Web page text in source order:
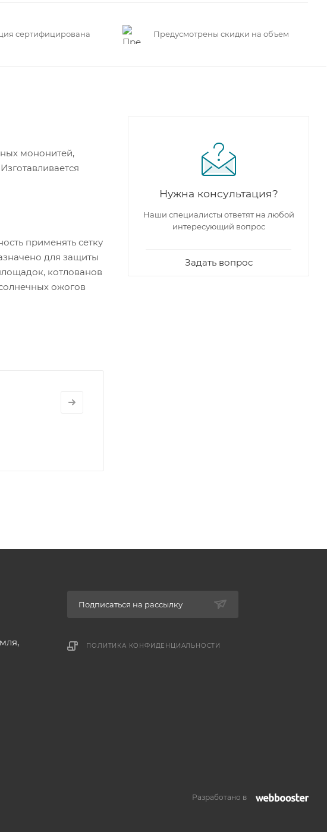
сертифицирована Предусмотрены скидки на объем
мононитей,
применять сетку
для защиты
котлованов
ожогов
Нужна консультация?
Наши специалисты ответят на любой
интересующий вопрос
Задать вопрос
Подписаться на рассылку
ПОЛИТИКА КОНФИДЕНЦИАЛЬНОСТИ
Разработано в